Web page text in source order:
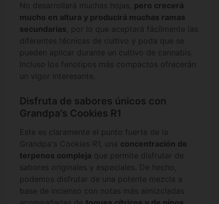
No desarrollará muchas hojas, pero crecerá
mucho en altura y producirá muchas ramas
secundarias, por lo que aceptará fácilmente las
diferentes técnicas de cultivo y poda que se
pueden aplicar durante un cultivo de cannabis.
Incluso los fenotipos más compactos ofrecerán
un vigor interesante.
Disfruta de sabores únicos con
Grandpa's Cookies R1
Este es claramente el punto fuerte de la
Grandpa's Cookies R1, una concentración de
terpenos compleja que permite disfrutar de
sabores originales y especiales. De hecho,
podemos disfrutar de una potente mezcla a
base de incienso con notas más almizcladas